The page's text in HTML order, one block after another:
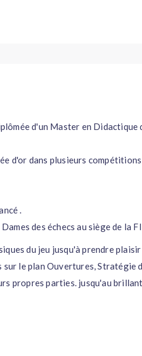
d'un Master en Didactique
d'or dans plusieurs compétitions
.
des échecs au siège de la
du jeu jusqu'à prendre
sur le plan Ouvertures, Stratégie
propres parties. jusqu'au brillant